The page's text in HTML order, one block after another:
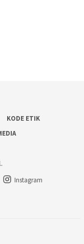
KODE ETIK
Instagram